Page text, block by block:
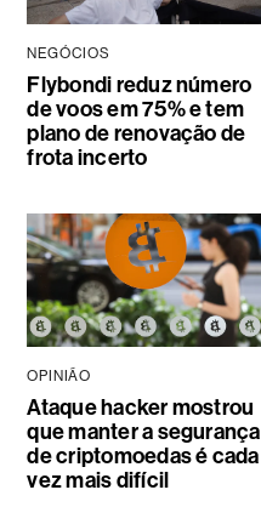
NEGÓCIOS
Flybondi reduz número
de voos em 75% e tem
plano de renovação de
frota incerto
OPINIÃO
Ataque hacker mostrou
que manter a segurança
de criptomoedas é cada
vez mais difícil